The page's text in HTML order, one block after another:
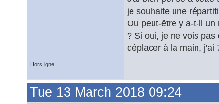
je souhaite une
Ou peut-être y a-t-il
? Si oui, je ne vois
déplacer à la main, j'ai
Hors ligne
Tue 13 March 2018 09:24